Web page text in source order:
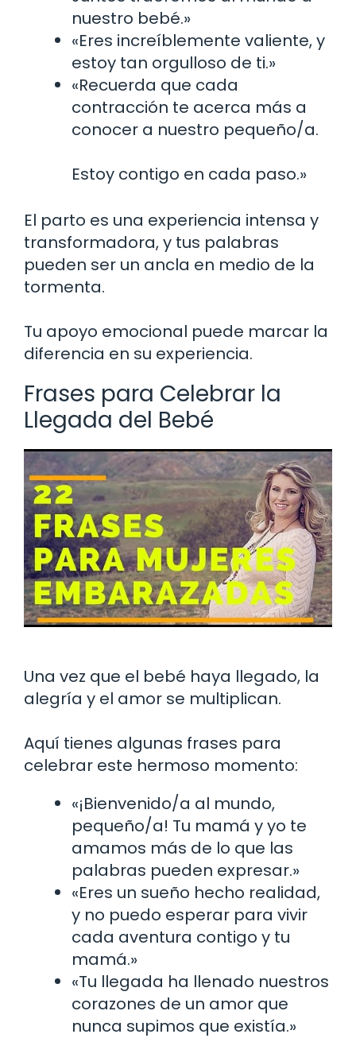
nuestro bebé.»
«Eres increíblemente valiente, y
estoy tan orgulloso de ti.»
«Recuerda que cada
contracción te acerca más a
conocer a nuestro pequeño/a.
Estoy contigo en cada paso.»
El parto es una experiencia intensa y
transformadora, y tus palabras
pueden ser un ancla en medio de la
tormenta.
Tu apoyo emocional puede marcar la
diferencia en su experiencia.
Frases para Celebrar la
Llegada del Bebé
Una vez que el bebé haya llegado, la
alegría y el amor se multiplican.
Aquí tienes algunas frases para
celebrar este hermoso momento:
«¡Bienvenido/a al mundo,
pequeño/a! Tu mamá y yo te
amamos más de lo que las
palabras pueden expresar.»
«Eres un sueño hecho realidad,
y no puedo esperar para vivir
cada aventura contigo y tu
mamá.»
«Tu llegada ha llenado nuestros
corazones de un amor que
nunca supimos que existía.»